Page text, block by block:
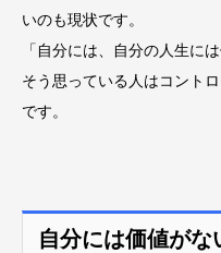
いのも現状です。
「自分には、自分の人生に
そう思っている人はコント
です。
自分には価値がな